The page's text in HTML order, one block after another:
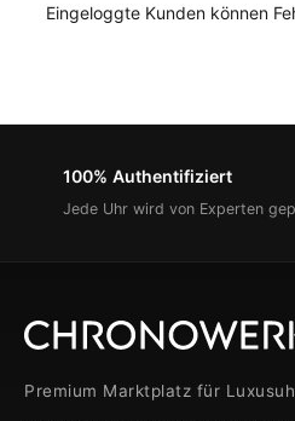
Eingeloggte Kunden können
100% Authentifiziert
Jede Uhr wird von Experten
Premium Marktplatz für